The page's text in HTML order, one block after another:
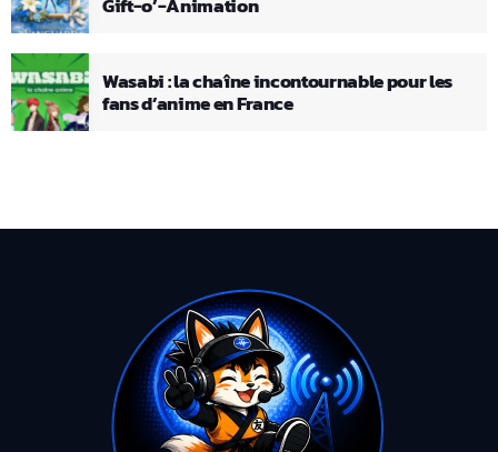
Wasabi : la chaîne incontournable pour les
fans d’anime en France